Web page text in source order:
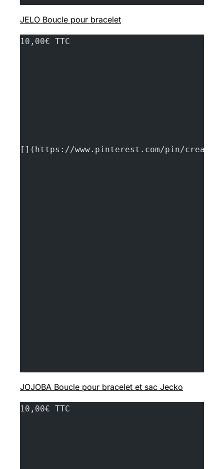
JELO Boucle pour bracelet
10,00€ TTC
[](https://www.pinterest.com/pin/create/
JOJOBA Boucle pour bracelet et sac Jecko
10,00€ TTC